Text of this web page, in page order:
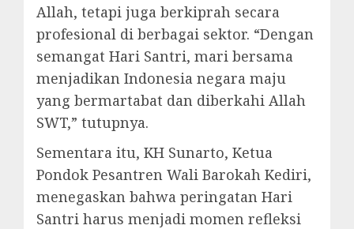
Allah, tetapi juga berkiprah secara
profesional di berbagai sektor. “Dengan
semangat Hari Santri, mari bersama
menjadikan Indonesia negara maju
yang bermartabat dan diberkahi Allah
SWT,” tutupnya.
Sementara itu, KH Sunarto, Ketua
Pondok Pesantren Wali Barokah Kediri,
menegaskan bahwa peringatan Hari
Santri harus menjadi momen refleksi